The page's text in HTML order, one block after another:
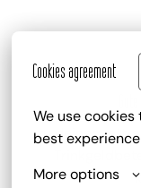
Cookies agreement
We use
best
More options
zu deinem